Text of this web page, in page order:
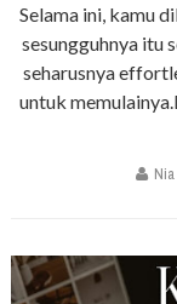
Selama ini, kamu
sesungguhnya itu
seharusnya
untuk